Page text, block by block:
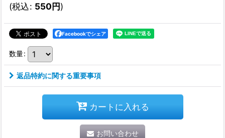
(税込: 550円)
Facebookでシェア
数量:
返品特約に関する重要事項
カートに入れる
お問い合わせ